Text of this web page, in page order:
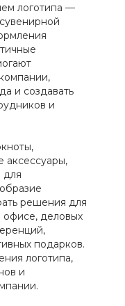
логотипа —
и создавать
и
аксессуары,
для
решения для
офисе, деловых
подарков.
логотипа,
и